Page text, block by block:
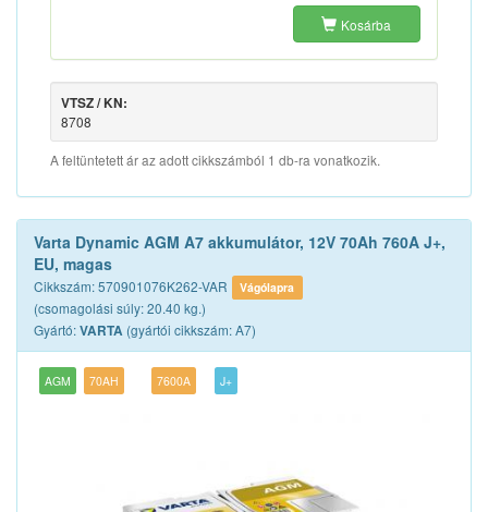
Kosárba
VTSZ / KN:
8708
A feltüntetett ár az adott cikkszámból 1 db-ra vonatkozik.
Varta Dynamic AGM A7 akkumulátor, 12V 70Ah 760A J+,
EU, magas
Cikkszám: 570901076K262-VAR Vágólapra
(csomagolási súly: 20.40 kg.)
Gyártó:VARTA (gyártói cikkszám: A7)
AGM 70AH 7600A J+